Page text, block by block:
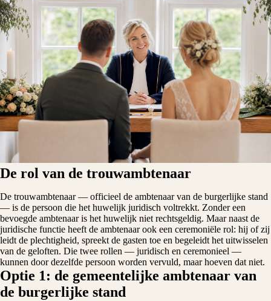
De rol van de trouwambtenaar
De trouwambtenaar — officieel de ambtenaar van de burgerlijke stand
— is de persoon die het huwelijk juridisch voltrekkt. Zonder een
bevoegde ambtenaar is het huwelijk niet rechtsgeldig. Maar naast de
juridische functie heeft de ambtenaar ook een ceremoniële rol: hij of zij
leidt de plechtigheid, spreekt de gasten toe en begeleidt het uitwisselen
van de geloften. Die twee rollen — juridisch en ceremonieel —
kunnen door dezelfde persoon worden vervuld, maar hoeven dat niet.
Optie 1: de gemeentelijke ambtenaar van
de burgerlijke stand